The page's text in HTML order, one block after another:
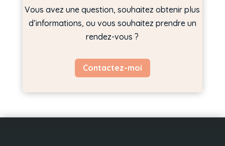
Vous avez une question, souhaitez obtenir plus
d’informations, ou vous souhaitez prendre un
rendez-vous ?
Contactez-moi